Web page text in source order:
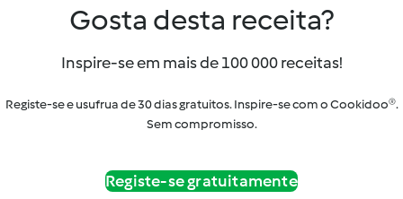
Gosta desta receita?
Inspire-se em mais de 100 000 receitas!
Registe-se e usufrua de 30 dias gratuitos. Inspire-se com o Cookidoo®.
Sem compromisso.
Registe-se gratuitamente